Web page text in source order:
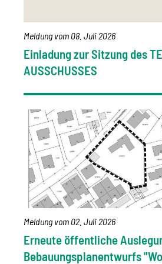
Meldung vom 08. Juli 2026
Einladung zur Sitzung des
AUSSCHUSSES
Meldung vom 02. Juli 2026
Erneute öffentliche
Bebauungsplanentwurfs